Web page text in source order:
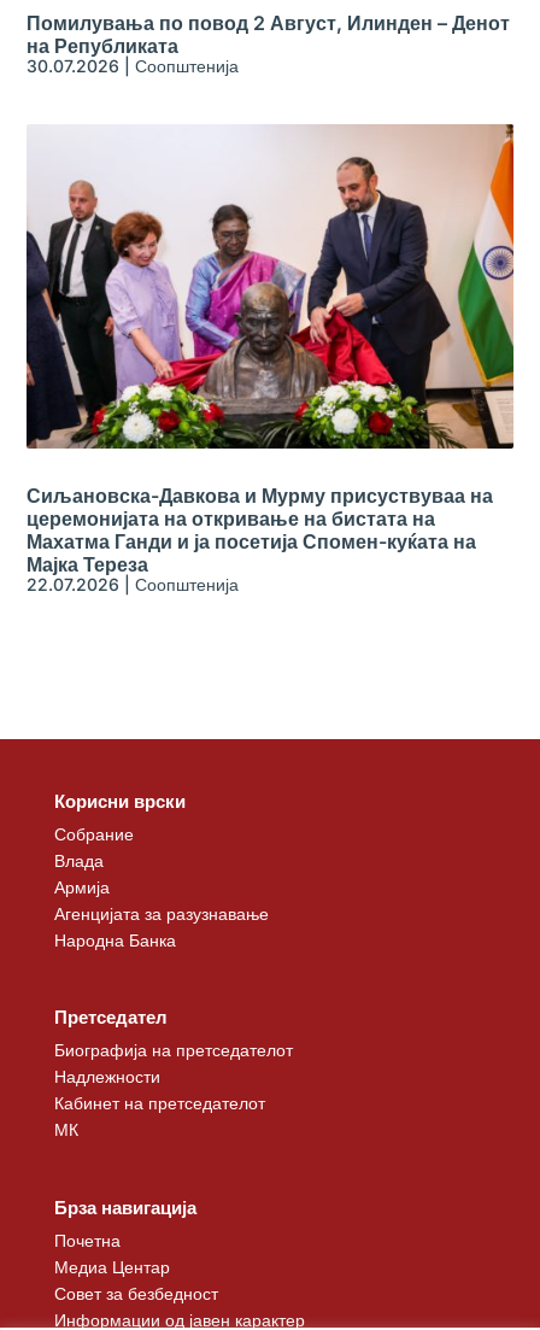
Помилувања по повод 2 Август, Илинден – Денот
на Републиката
30.07.2026 |Соопштенија
Сиљановска-Давкова и Мурму присуствуваа на
церемонијата на откривање на бистата на
Махатма Ганди и ја посетија Спомен-куќата на
Мајка Тереза
22.07.2026 |Соопштенија
Корисни врски
Собрание
Влада
Армија
Агенцијата за разузнавање
Народна Банка
Претседател
Биографија на претседателот
Надлежности
Кабинет на претседателот
МК
Брза навигација
Почетна
Медиа Центар
Совет за безбедност
Информации од јавен карактер